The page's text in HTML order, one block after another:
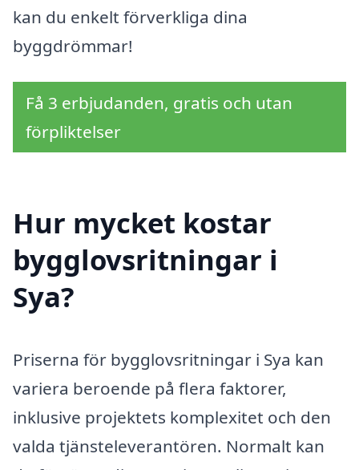
kan du enkelt förverkliga dina
byggdrömmar!
Få 3 erbjudanden, gratis och utan
förpliktelser
Hur mycket kostar
bygglovsritningar i
Sya?
Priserna för bygglovsritningar i Sya kan
variera beroende på flera faktorer,
inklusive projektets komplexitet och den
valda tjänsteleverantören. Normalt kan